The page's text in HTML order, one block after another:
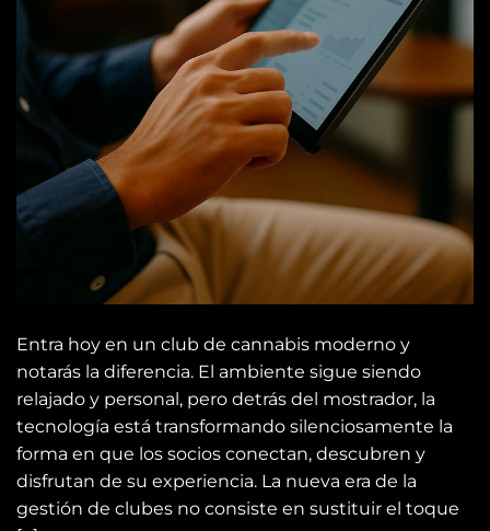
Entra hoy en un club de cannabis moderno y
notarás la diferencia. El ambiente sigue siendo
relajado y personal, pero detrás del mostrador, la
tecnología está transformando silenciosamente la
forma en que los socios conectan, descubren y
disfrutan de su experiencia. La nueva era de la
gestión de clubes no consiste en sustituir el toque